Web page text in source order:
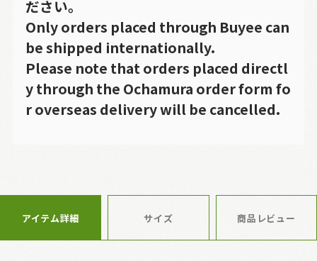
ださい。
Only orders placed through Buyee can
be shipped internationally.
Please note that orders placed directl
y through the Ochamura order form fo
r overseas delivery will be cancelled.
アイテム詳細 サイズ 商品レビュー